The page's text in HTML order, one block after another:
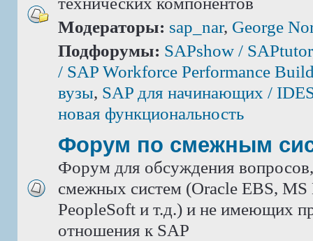
Модераторы: sap_nar, George
Подфорумы: SAPshow / SAPtutor
/ SAP Workforce Performance
вузы, SAP для начинающих /
новая функциональность
Форум по смежным
Форум для обсуждения
смежных систем (Oracle EBS,
PeopleSoft и т.д.) и не имеющих
отношения к SAP